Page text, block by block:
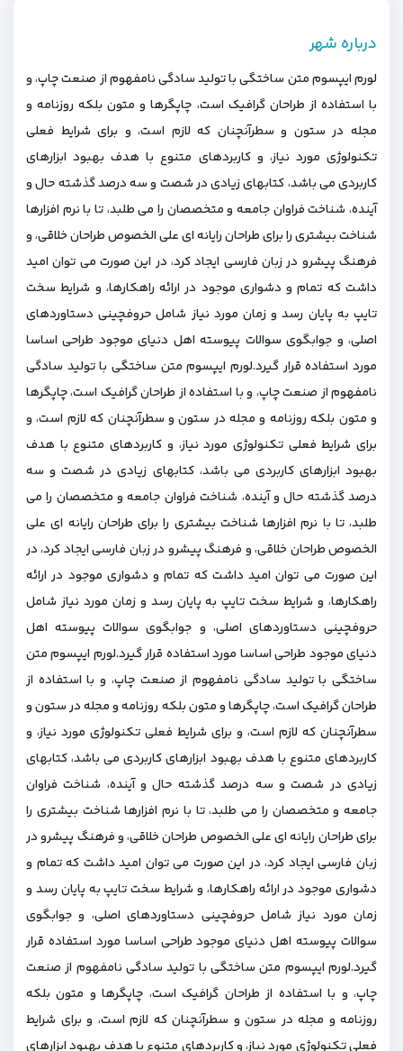
درباره شهر
لورم ایپسوم متن ساختگی با تولید سادگی نامفهوم از صنعت چاپ، و
با استفاده از طراحان گرافیک است، چاپگرها و متون بلکه روزنامه و
مجله در ستون و سطرآنچنان که لازم است، و برای شرایط فعلی
تکنولوژی مورد نیاز، و کاربردهای متنوع با هدف بهبود ابزارهای
کاربردی می باشد، کتابهای زیادی در شصت و سه درصد گذشته حال و
آینده، شناخت فراوان جامعه و متخصصان را می طلبد، تا با نرم افزارها
شناخت بیشتری را برای طراحان رایانه ای علی الخصوص طراحان خلاقی، و
فرهنگ پیشرو در زبان فارسی ایجاد کرد، در این صورت می توان امید
داشت که تمام و دشواری موجود در ارائه راهکارها، و شرایط سخت
تایپ به پایان رسد و زمان مورد نیاز شامل حروفچینی دستاوردهای
اصلی، و جوابگوی سوالات پیوسته اهل دنیای موجود طراحی اساسا
مورد استفاده قرار گیرد.لورم ایپسوم متن ساختگی با تولید سادگی
نامفهوم از صنعت چاپ، و با استفاده از طراحان گرافیک است، چاپگرها
و متون بلکه روزنامه و مجله در ستون و سطرآنچنان که لازم است، و
برای شرایط فعلی تکنولوژی مورد نیاز، و کاربردهای متنوع با هدف
بهبود ابزارهای کاربردی می باشد، کتابهای زیادی در شصت و سه
درصد گذشته حال و آینده، شناخت فراوان جامعه و متخصصان را می
طلبد، تا با نرم افزارها شناخت بیشتری را برای طراحان رایانه ای علی
الخصوص طراحان خلاقی، و فرهنگ پیشرو در زبان فارسی ایجاد کرد، در
این صورت می توان امید داشت که تمام و دشواری موجود در ارائه
راهکارها، و شرایط سخت تایپ به پایان رسد و زمان مورد نیاز شامل
حروفچینی دستاوردهای اصلی، و جوابگوی سوالات پیوسته اهل
دنیای موجود طراحی اساسا مورد استفاده قرار گیرد.لورم ایپسوم متن
ساختگی با تولید سادگی نامفهوم از صنعت چاپ، و با استفاده از
طراحان گرافیک است، چاپگرها و متون بلکه روزنامه و مجله در ستون و
سطرآنچنان که لازم است، و برای شرایط فعلی تکنولوژی مورد نیاز، و
کاربردهای متنوع با هدف بهبود ابزارهای کاربردی می باشد، کتابهای
زیادی در شصت و سه درصد گذشته حال و آینده، شناخت فراوان
جامعه و متخصصان را می طلبد، تا با نرم افزارها شناخت بیشتری را
برای طراحان رایانه ای علی الخصوص طراحان خلاقی، و فرهنگ پیشرو در
زبان فارسی ایجاد کرد، در این صورت می توان امید داشت که تمام و
دشواری موجود در ارائه راهکارها، و شرایط سخت تایپ به پایان رسد و
زمان مورد نیاز شامل حروفچینی دستاوردهای اصلی، و جوابگوی
سوالات پیوسته اهل دنیای موجود طراحی اساسا مورد استفاده قرار
گیرد.لورم ایپسوم متن ساختگی با تولید سادگی نامفهوم از صنعت
چاپ، و با استفاده از طراحان گرافیک است، چاپگرها و متون بلکه
روزنامه و مجله در ستون و سطرآنچنان که لازم است، و برای شرایط
فعلی تکنولوژی مورد نیاز، و کاربردهای متنوع با هدف بهبود ابزارهای